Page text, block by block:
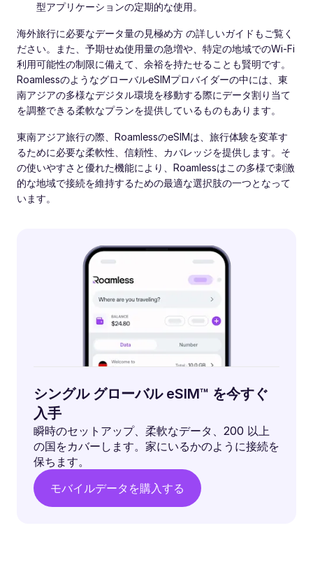
型アプリケーションの定期的な使用。
海外旅行に必要なデータ量の見極め方 の詳しいガイドもご覧く
ださい。また、予期せぬ使用量の急増や、特定の地域でのWi-Fi
利用可能性の制限に備えて、余裕を持たせることも賢明です。
RoamlessのようなグローバルeSIMプロバイダーの中には、東
南アジアの多様なデジタル環境を移動する際にデータ割り当て
を調整できる柔軟なプランを提供しているものもあります。
東南アジア旅行の際、RoamlessのeSIMは、旅行体験を変革す
るために必要な柔軟性、信頼性、カバレッジを提供します。そ
の使いやすさと優れた機能により、Roamlessはこの多様で刺激
的な地域で接続を維持するための最適な選択肢の一つとなって
います。
シングル グローバル eSIM™ を今すぐ
入手
瞬時のセットアップ、柔軟なデータ、200 以上
の国をカバーします。家にいるかのように接続を
保ちます。
モバイルデータを購入する